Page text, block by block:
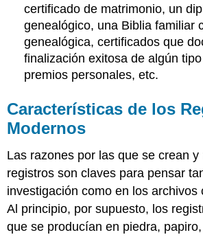
certificado de matrimonio, un
genealógico, una Biblia familiar
genealógica, certificados que
finalización exitosa de algún
premios personales, etc.
Características de los
Modernos
Las razones por las que se crean y
registros son claves para pensar
investigación como en los archivos
Al principio, por supuesto, los
que se producían en piedra,